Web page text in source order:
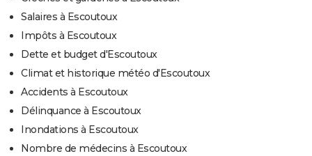
Salaires à Escoutoux
Impôts à Escoutoux
Dette et budget d'Escoutoux
Climat et historique météo d'Escoutoux
Accidents à Escoutoux
Délinquance à Escoutoux
Inondations à Escoutoux
Nombre de médecins à Escoutoux